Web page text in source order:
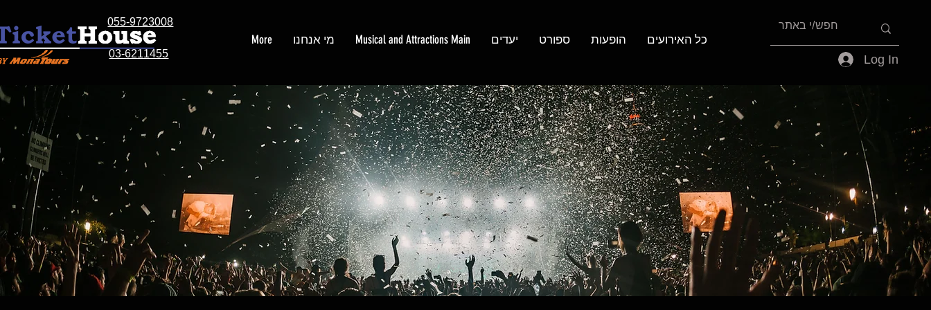
055-9723008
03-6211455
כל האירועים הופעות ספורט יעדים Musical and Attractions Main מי אנחנו
More
Log In